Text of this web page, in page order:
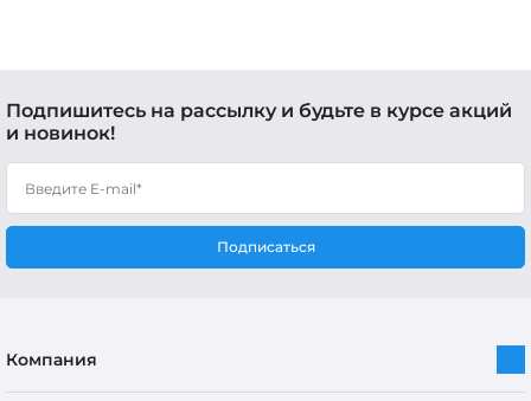
Подпишитесь на рассылку и будьте в курсе акций
и новинок!
Подписаться
Компания